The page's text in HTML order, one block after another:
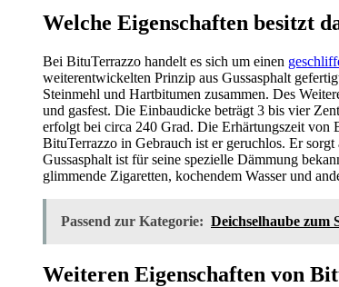
Welche Eigenschaften besitzt
Bei BituTerrazzo handelt es sich um einen
weiterentwickelten Prinzip aus Gussasphalt
Steinmehl und Hartbitumen zusammen. Des
und gasfest. Die Einbaudicke beträgt 3 bis vier
erfolgt bei circa 240 Grad. Die Erhärtungszeit von
BituTerrazzo in Gebrauch ist er geruchlos. Er
Gussasphalt ist für seine spezielle Dämmung
glimmende Zigaretten, kochendem Wasser und
Passend zur Kategorie: Deichselhaube zum
Weiteren Eigenschaften von